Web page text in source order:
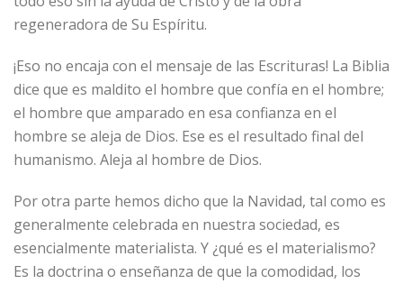
regeneradora de Su Espíritu.
¡Eso no encaja con el mensaje de las Escrituras! La Biblia
dice que es maldito el hombre que confía en el hombre;
el hombre que amparado en esa confianza en el
hombre se aleja de Dios. Ese es el resultado final del
humanismo. Aleja al hombre de Dios.
Por otra parte hemos dicho que la Navidad, tal como es
generalmente celebrada en nuestra sociedad, es
esencialmente materialista. Y ¿qué es el materialismo?
Es la doctrina o enseñanza de que la comodidad, los